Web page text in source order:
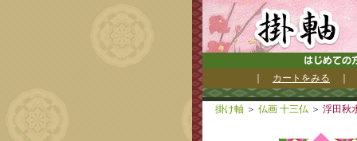
カートをみる
掛け軸 ＞ 仏画 十三仏 ＞ 浮田秋